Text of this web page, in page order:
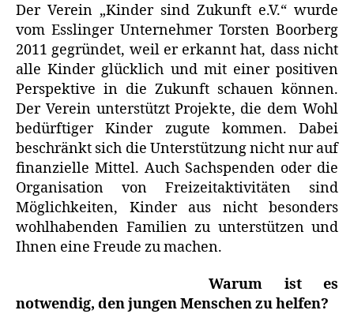
Der Verein „Kinder sind Zukunft e.V.“ wurde
vom Esslinger Unternehmer Torsten Boorberg
2011 gegründet, weil er erkannt hat, dass nicht
alle Kinder glücklich und mit einer positiven
Perspektive in die Zukunft schauen können.
Der Verein unterstützt Projekte, die dem Wohl
bedürftiger Kinder zugute kommen. Dabei
beschränkt sich die Unterstützung nicht nur auf
finanzielle Mittel. Auch Sachspenden oder die
Organisation von Freizeitaktivitäten sind
Möglichkeiten, Kinder aus nicht besonders
wohlhabenden Familien zu unterstützen und
Ihnen eine Freude zu machen.
Warum ist es
notwendig, den jungen Menschen zu helfen?